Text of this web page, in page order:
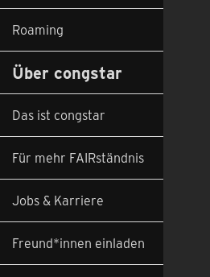
Roaming
Über congstar
Das ist congstar
Für mehr FAIRständnis
Jobs & Karriere
Freund*innen einladen